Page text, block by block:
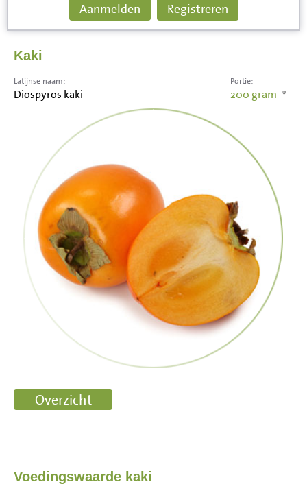
Aanmelden Registreren
Kaki
Portie:
200 gram
Latijnse naam:
Diospyros kaki
Voedingswaarde kaki